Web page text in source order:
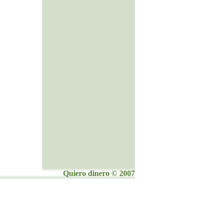
Quiero dinero © 2007